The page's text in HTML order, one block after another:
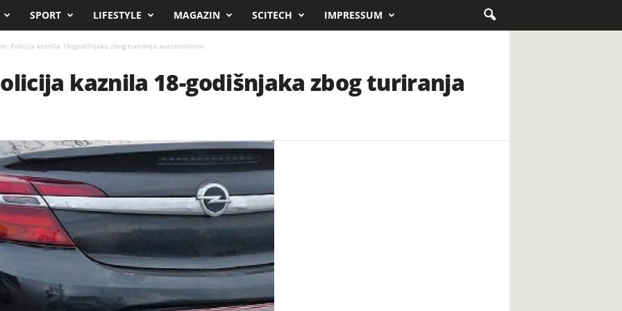
SPORT LIFESTYLE MAGAZIN SCITECH IMPRESSUM
Policija kaznila 18-godišnjaka zbog turiranja automobilom
kaznila 18-godišnjaka zbog turiranja